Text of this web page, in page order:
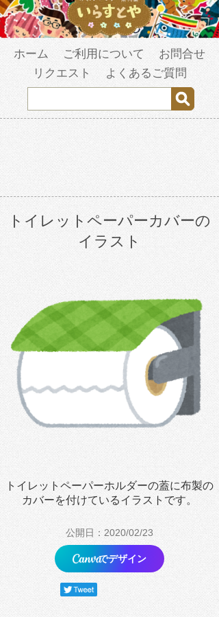
ホーム ご利用について
お問合せ
リクエスト
よくあるご質問
トイレットペーパーカバーの
イラスト
トイレットペーパーホルダーの蓋に布製の
カバーを付けているイラストです。
公開日：2020/02/23
でデザイン